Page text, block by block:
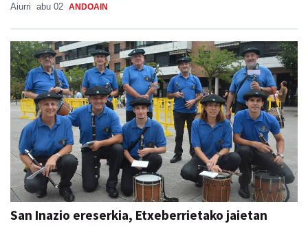
Aiurri abu 02 ANDOAIN
San Inazio ereserkia, Etxeberrietako jaietan